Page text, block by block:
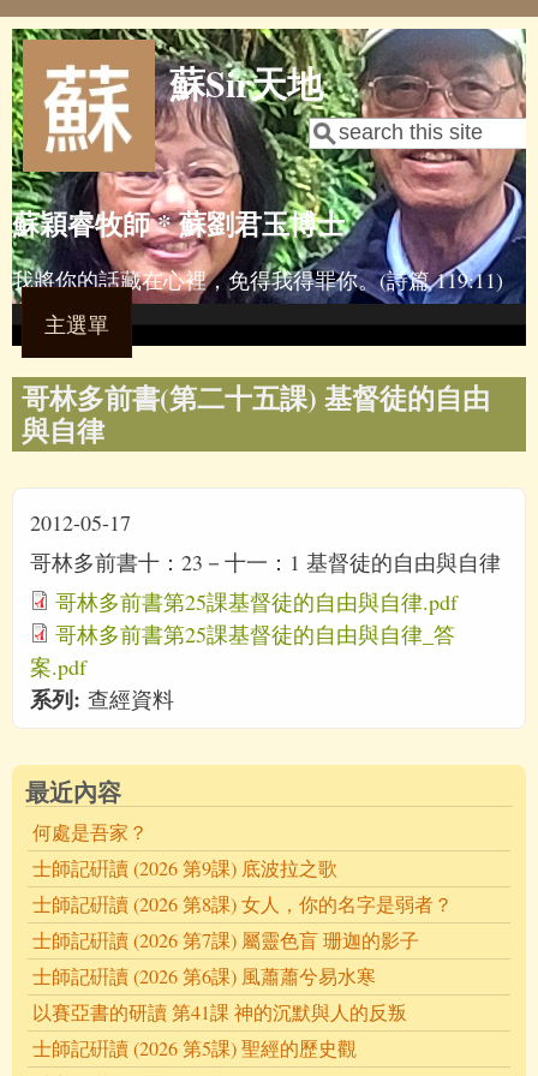
Skip to main content
蘇Sir天地
Search form
Search
蘇穎睿牧師 * 蘇劉君玉博士
我將你的話藏在心裡，免得我得罪你。(詩篇 119:11)
主選單
哥林多前書(第二十五課) 基督徒的自由
與自律
2012-05-17
哥林多前書十：23－十一：1 基督徒的自由與自律
哥林多前書第25課基督徒的自由與自律.pdf
哥林多前書第25課基督徒的自由與自律_答
案.pdf
系列: 查經資料
最近內容
何處是吾家？
士師記硏讀 (2026 第9課) 底波拉之歌
士師記硏讀 (2026 第8課) 女人，你的名字是弱者？
士師記硏讀 (2026 第7課) 屬靈色盲 珊迦的影子
士師記硏讀 (2026 第6課) 風蕭蕭兮易水寒
以賽亞書的研讀 第41課 神的沉默與人的反叛
士師記硏讀 (2026 第5課) 聖經的歷史觀